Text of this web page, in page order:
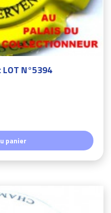
LOT N°5394
panier